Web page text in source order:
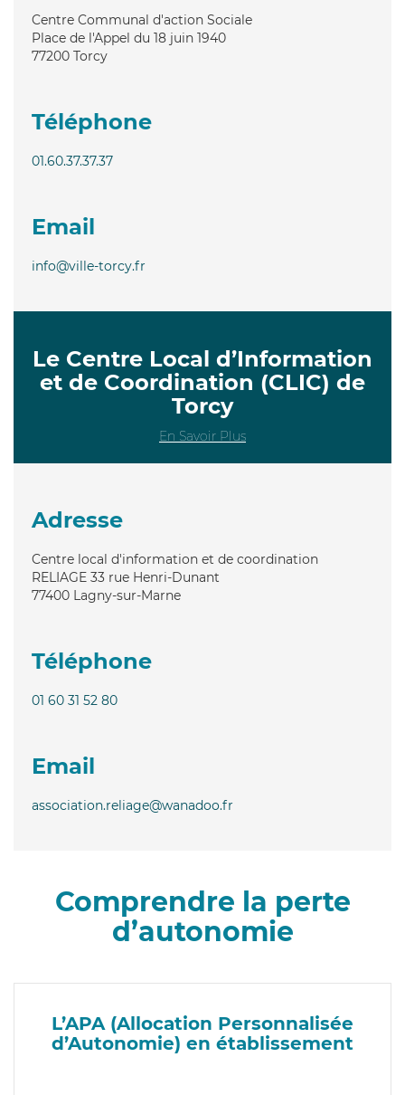
Centre Communal d'action Sociale
Place de l'Appel du 18 juin 1940
77200 Torcy
Téléphone
01.60.37.37.37
Email
info@ville-torcy.fr
Le Centre Local d’Information
et de Coordination (CLIC) de
Torcy
En Savoir Plus
Adresse
Centre local d'information et de coordination
RELIAGE 33 rue Henri-Dunant
77400 Lagny-sur-Marne
Téléphone
01 60 31 52 80
Email
association.reliage@wanadoo.fr
Comprendre la perte
d’autonomie
L’APA (Allocation Personnalisée
d’Autonomie) en établissement